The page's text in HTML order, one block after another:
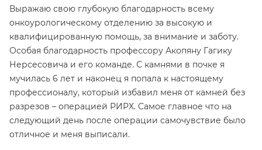
Выражаю свою глубокую благодарность всему
онкоурологическому отделению за высокую и
квалифицированную помощь, за внимание и заботу.
Особая благодарность профессору Акопяну Гагику
Нерсесовича и его команде. С камнями в почке я
мучилась 6 лет и наконец я попала к настоящему
профессионалу, который избавил меня от камней без
разрезов – операцией РИРХ. Самое главное что на
следующий день после операции самочувствие было
отличное и меня выписали.